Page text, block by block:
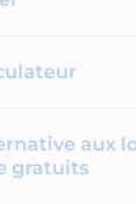
aux
gratuits